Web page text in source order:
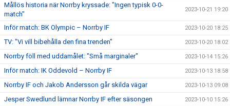
Mållös historia när Norrby kryssade: "Ingen typisk 0-0-
match"
2023-10-21 19:20
Inför match: BK Olympic – Norrby IF 2023-10-20 18:25
TV: "Vi vill bibehålla den fina trenden" 2023-10-20 18:02
Norrby föll med uddamålet: "Små marginaler" 2023-10-14 15:26
Inför match: IK Oddevold – Norrby IF 2023-10-13 18:58
Norrby IF och Jakob Andersson går skilda vägar 2023-10-13 09:08
Jesper Swedlund lämnar Norrby IF efter säsongen 2023-10-10 15:26